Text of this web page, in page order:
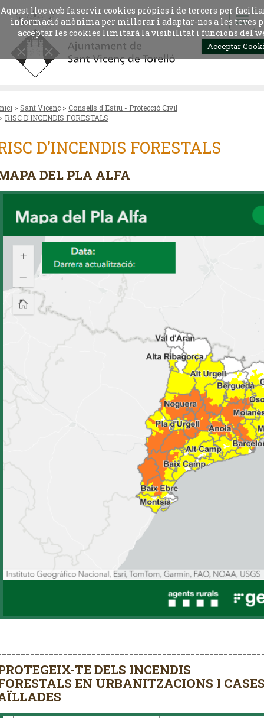
Aquest lloc web fa servir cookies pròpies i de tercers per
informació anònima per millorar i adaptar-nos a les teves
acceptar les cookies limitarà la visibilitat i funcions del
Acceptar
> Sant Vicenç > Consells d'Estiu - Protecció Civil
RISC D'INCENDIS FORESTALS
D'INCENDIS FORESTALS
DEL PLA ALFA
TE DELS INCENDIS
EN URBANITZACIONS I